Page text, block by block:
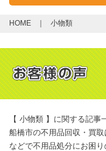
HOME 小物類
【 小物類 】に関する記事
船橋市の不用品回収・買
などで不用品処分にお困